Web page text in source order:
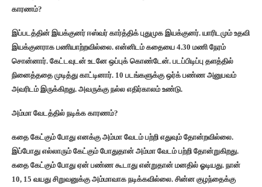
காரணம்?
இப்படத்தின் இயக்குனர் ஈஸ்வர் கார்த்திக் புதுமுக இயக்குனர். யாரிடமும் உதவி
இயக்குனராக பணியாற்றவில்லை. என்னிடம் கதையை 4.30 மணி நேரம்
சொன்னார். கேட்டவுடன் உடனே ஒப்புக் கொண்டேன். படப்பிடிப்பு தளத்தில்
நினைத்ததை முடித்து காட்டினார். 10 படங்களுக்கு ஒர்க் பண்ண அனுபவம்
அவரிடம் இருக்கிறது. அவருக்கு நல்ல எதிர்காலம் உண்டு.
அம்மா வேடத்தில் நடிக்க காரணம்?
கதை கேட்கும் போது எனக்கு அம்மா வேடம் பற்றி எதுவும் தோன்றவில்லை.
இப்போது எல்லாரும் கேட்கும் போதுதான் அம்மா வேடம் பற்றி தோன்றுகிறது.
கதை கேட்கும் போது ஏன் பண்ண கூடாது என்றுதான் மனதில் ஓடியது. நான்
10, 15 வயது சிறுவனுக்கு அம்மாவாக நடிக்கவில்லை. சின்ன குழந்தைக்கு